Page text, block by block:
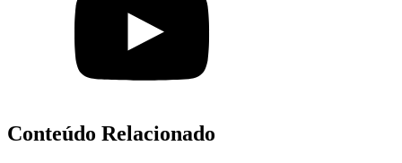
Conteúdo Relacionado